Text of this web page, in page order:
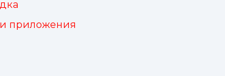
приложения